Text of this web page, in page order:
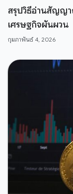
สรุปวิธีอ่านสัญญา
เศรษฐกิจผันผวน
กุมภาพันธ์ 4, 2026